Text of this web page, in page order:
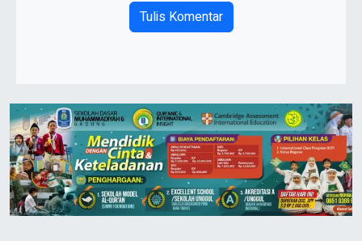
Tulis Komentar